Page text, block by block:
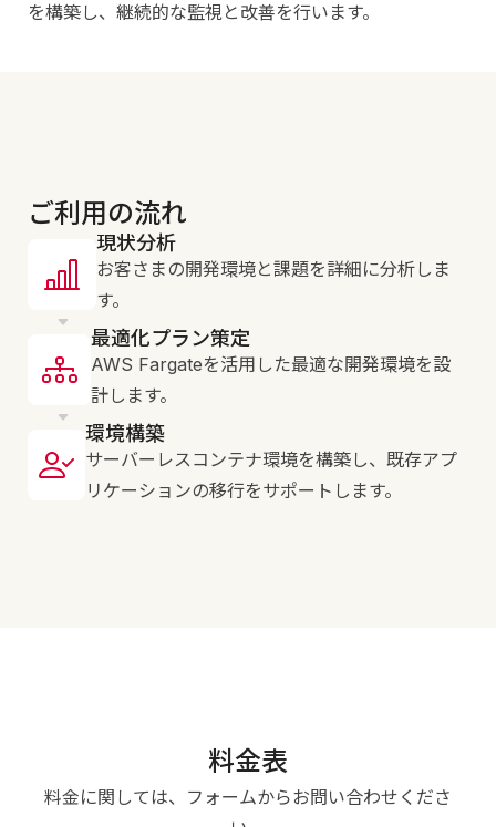
を構築し、継続的な監視と改善を行います。
ご利用の流れ
現状分析
お客さまの開発環境と課題を詳細に分析しま
す。
最適化プラン策定
AWS Fargateを活用した最適な開発環境を設
計します。
環境構築
サーバーレスコンテナ環境を構築し、既存アプ
リケーションの移行をサポートします。
料金表
料金に関しては、フォームからお問い合わせくださ